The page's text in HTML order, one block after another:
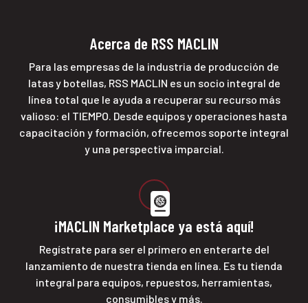
Acerca de RSS MACLIN
Para las empresas de la industria de producción de
latas y botellas, RSS MACLIN es un socio integral de
línea total que le ayuda a recuperar su recurso más
valioso: el TIEMPO. Desde equipos y operaciones hasta
capacitación y formación, ofrecemos soporte integral
y una perspectiva imparcial.
¡MACLIN Marketplace ya está aquí!
Regístrate para ser el primero en enterarte del
lanzamiento de nuestra tienda en línea. Es tu tienda
integral para equipos, repuestos, herramientas,
consumibles y más.